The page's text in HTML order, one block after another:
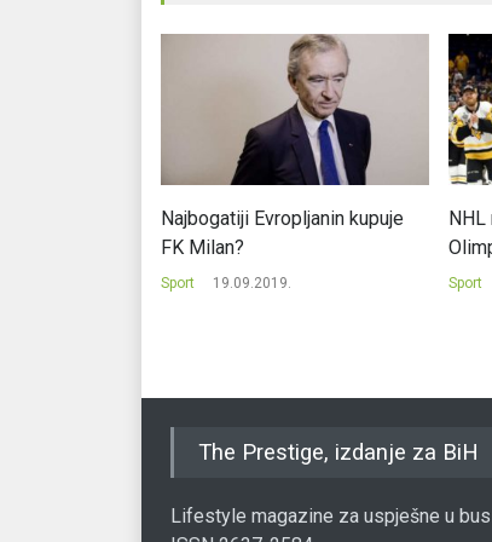
Najbogatiji Evropljanin kupuje
FK Milan?
Sport 19.09.2019.
NHL
Sport
The Prestige, izdanje za BiH
Lifestyle magazine za uspješne u